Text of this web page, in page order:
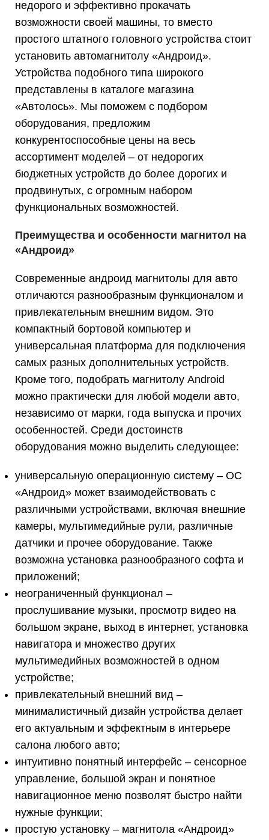
недорого и эффективно прокачать
возможности своей машины, то вместо
простого штатного головного устройства стоит
установить автомагнитолу «Андроид».
Устройства подобного типа широкого
представлены в каталоге магазина
«Автолось». Мы поможем с подбором
оборудования, предложим
конкурентоспособные цены на весь
ассортимент моделей – от недорогих
бюджетных устройств до более дорогих и
продвинутых, с огромным набором
функциональных возможностей.
Преимущества и особенности магнитол на
«Андроид»
Современные андроид магнитолы для авто
отличаются разнообразным функционалом и
привлекательным внешним видом. Это
компактный бортовой компьютер и
универсальная платформа для подключения
самых разных дополнительных устройств.
Кроме того, подобрать магнитолу Android
можно практически для любой модели авто,
независимо от марки, года выпуска и прочих
особенностей. Среди достоинств
оборудования можно выделить следующее:
универсальную операционную систему – ОС
«Андроид» может взаимодействовать с
различными устройствами, включая внешние
камеры, мультимедийные рули, различные
датчики и прочее оборудование. Также
возможна установка разнообразного софта и
приложений;
неограниченный функционал –
прослушивание музыки, просмотр видео на
большом экране, выход в интернет, установка
навигатора и множество других
мультимедийных возможностей в одном
устройстве;
привлекательный внешний вид –
минималистичный дизайн устройства делает
его актуальным и эффектным в интерьере
салона любого авто;
интуитивно понятный интерфейс – сенсорное
управление, большой экран и понятное
навигационное меню позволят быстро найти
нужные функции;
простую установку – магнитола «Андроид»